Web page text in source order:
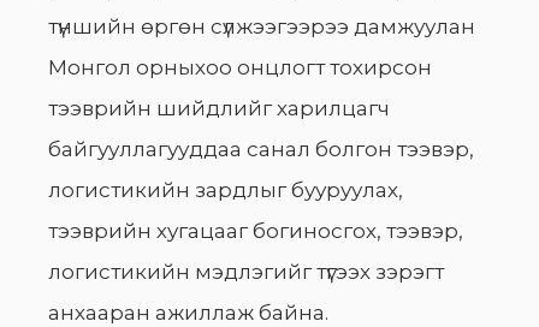
түншийн өргөн сүлжээгээрээ дамжуулан
Монгол орныхоо онцлогт тохирсон
тээврийн шийдлийг харилцагч
байгууллагууддаа санал болгон тээвэр,
логистикийн зардлыг бууруулах,
тээврийн хугацааг богиносгох, тээвэр,
логистикийн мэдлэгийг түгээх зэрэгт
анхааран ажиллаж байна.